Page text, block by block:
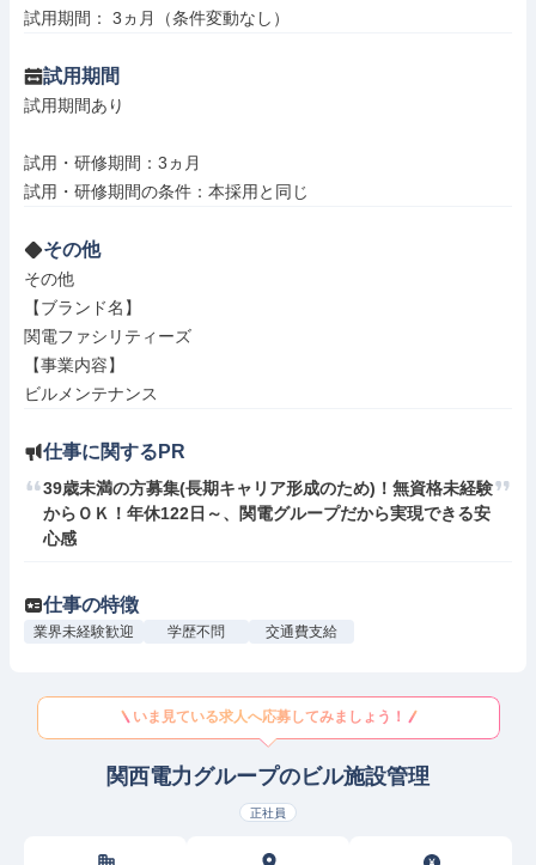
試用期間： 3ヵ月（条件変動なし）
試用期間
試用期間あり
試用・研修期間：3ヵ月
その他
その他
【ブランド名】
関電ファシリティーズ
【事業内容】
ビルメンテナンス
仕事に関するPR
39歳未満の方募集(長期キャリア形成のため)！無資格未経験
からＯＫ！年休122日～、関電グループだから実現できる安
心感
仕事の特徴
業界未経験歓迎 学歴不問 交通費支給
いま見ている求人へ応募してみましょう！
関西電力グループのビル施設管理
正社員